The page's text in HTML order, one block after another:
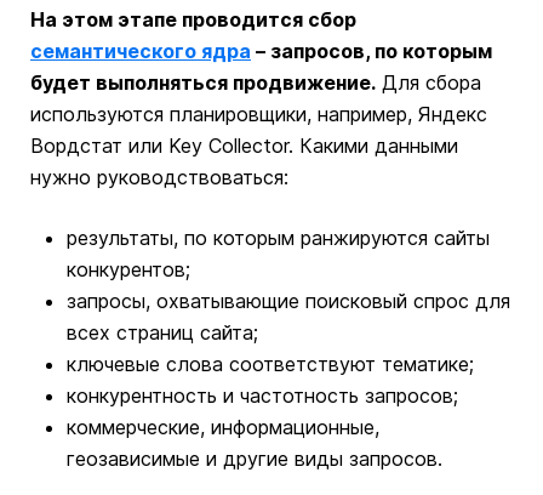
На этом этапе проводится сбор
семантического ядра – запросов, по которым
будет выполняться продвижение. Для сбора
используются планировщики, например, Яндекс
Вордстат или Key Collector. Какими данными
нужно руководствоваться:
результаты, по которым ранжируются сайты
конкурентов;
запросы, охватывающие поисковый спрос для
всех страниц сайта;
ключевые слова соответствуют тематике;
конкурентность и частотность запросов;
коммерческие, информационные,
геозависимые и другие виды запросов.